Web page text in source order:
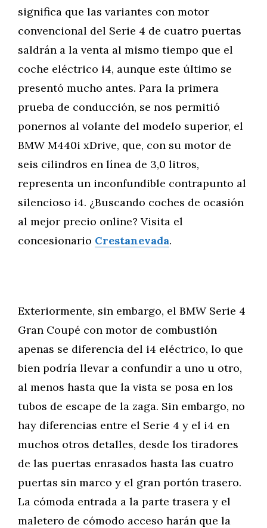
significa que las variantes con motor
convencional del Serie 4 de cuatro puertas
saldrán a la venta al mismo tiempo que el
coche eléctrico i4, aunque este último se
presentó mucho antes. Para la primera
prueba de conducción, se nos permitió
ponernos al volante del modelo superior, el
BMW M440i xDrive, que, con su motor de
seis cilindros en línea de 3,0 litros,
representa un inconfundible contrapunto al
silencioso i4. ¿Buscando coches de ocasión
al mejor precio online? Visita el
concesionario Crestanevada.
Exteriormente, sin embargo, el BMW Serie 4
Gran Coupé con motor de combustión
apenas se diferencia del i4 eléctrico, lo que
bien podría llevar a confundir a uno u otro,
al menos hasta que la vista se posa en los
tubos de escape de la zaga. Sin embargo, no
hay diferencias entre el Serie 4 y el i4 en
muchos otros detalles, desde los tiradores
de las puertas enrasados hasta las cuatro
puertas sin marco y el gran portón trasero.
La cómoda entrada a la parte trasera y el
maletero de cómodo acceso harán que la